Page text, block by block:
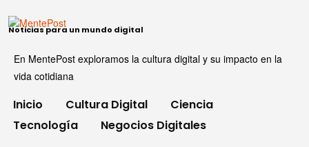
Noticias para un mundo digital
En MentePost exploramos la cultura digital y su impacto en la
vida cotidiana
Inicio Cultura Digital
Ciencia
Tecnología
Negocios Digitales